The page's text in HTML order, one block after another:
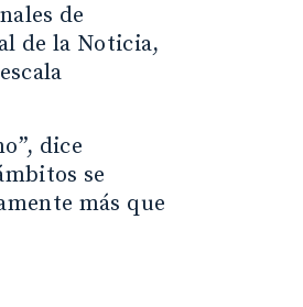
de
de la Noticia,
dice
se
más que